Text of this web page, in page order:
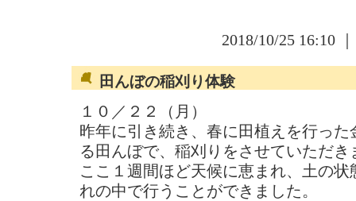
2018/10/25 16:10
田んぼの稲刈り体験
１０／２２（月）
昨年に引き続き、春に田植えを行っ
る田んぼで、稲刈りをさせていただき
ここ１週間ほど天候に恵まれ、土の
れの中で行うことができました。